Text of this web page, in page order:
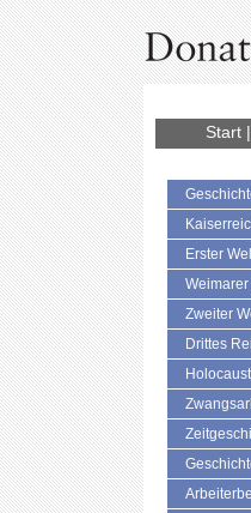
Start|
Erster
Zweiter
Drittes
Holocaust